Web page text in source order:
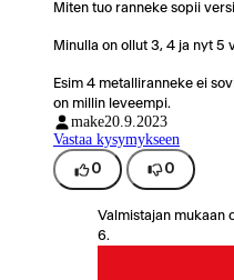
Miten tuo ranneke sopii
Minulla on ollut 3, 4 ja nyt 5
Esim 4 metalliranneke ei
on millin leveempi.
make20.9.2023
Vastaa kysymykseen
0 0
Valmistajan mukaan
6.